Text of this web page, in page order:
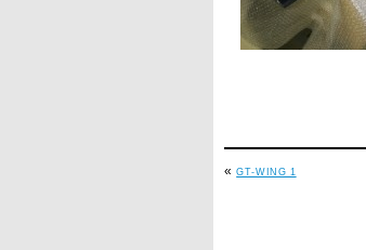
«GT-WING 1